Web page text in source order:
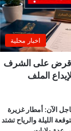
اخبار محلية
قرض على الشرف
الملف
الآن: أمطار غزيرة
الليلة والرياح تشتد